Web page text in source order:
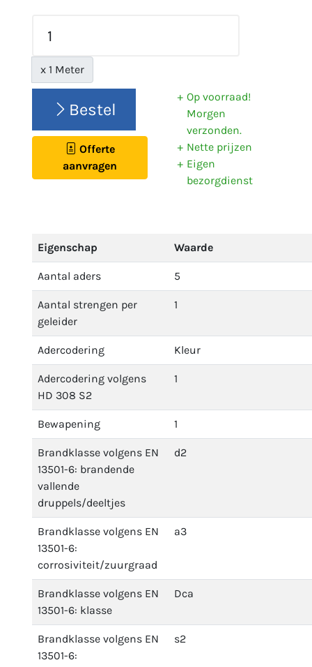
x 1 Meter
Bestel
Offerte
aanvragen
Op voorraad!
Morgen
verzonden.
Nette prijzen
Eigen
bezorgdienst
Eigenschap Waarde
Aantal aders 5
Aantal strengen per
geleider
1
Adercodering Kleur
Adercodering volgens
HD 308 S2
1
Bewapening 1
Brandklasse volgens EN
13501-6: brandende
vallende
druppels/deeltjes
d2
Brandklasse volgens EN
13501-6:
corrosiviteit/zuurgraad
a3
Brandklasse volgens EN
13501-6: klasse
Dca
Brandklasse volgens EN
13501-6:
s2